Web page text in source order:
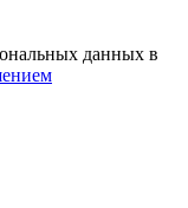
данных в